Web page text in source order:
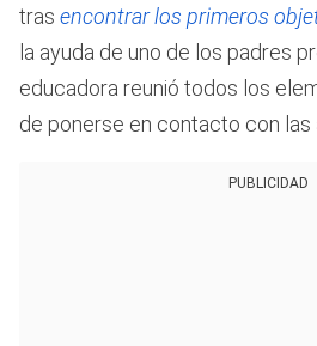
tras encontrar los primeros
la ayuda de uno de los padres
educadora reunió todos los
de ponerse en contacto con las
PUBLICIDAD